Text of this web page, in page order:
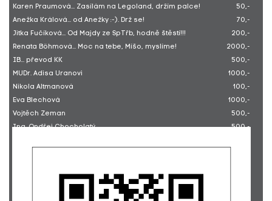
Karen Praumová... Zasílám na Legoland, držím palce!
50,-
Anežka Králová... od Anežky :-). Drž se!
70,-
Jitka Fučíková... Od Majdy ze SpTřb, hodně štěstí!!!
200,-
Renata Böhmová... Moc na tebe, Míšo, myslíme!
2000,-
IB... převod KK
500,-
MUDr. Adisa Uranovi
1000,-
Nikola Altmanová
100,-
Eva Blechová
1000,-
Vojtěch Zeman
500,-
Ing. Ondřej Chocholatý
500,-
Michaela Škovranová